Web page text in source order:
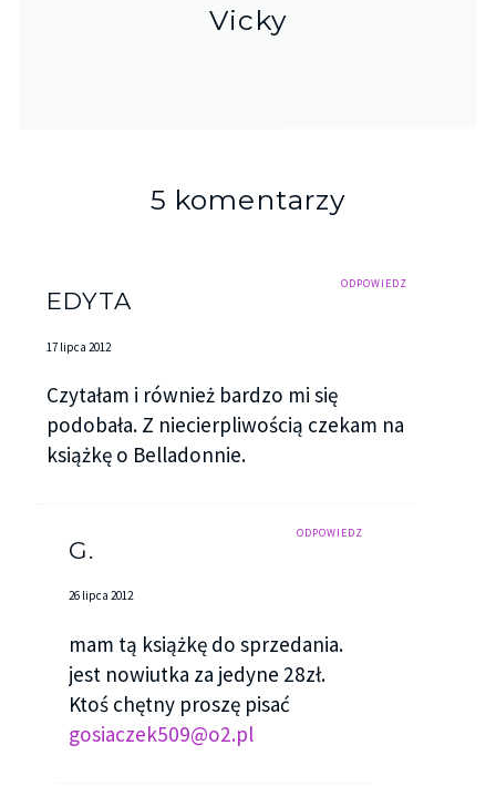
Vicky
5 komentarzy
ODPOWIEDZ
EDYTA
17 lipca 2012
Czytałam i również bardzo mi się
podobała. Z niecierpliwością czekam na
książkę o Belladonnie.
ODPOWIEDZ
G.
26 lipca 2012
mam tą książkę do sprzedania.
jest nowiutka za jedyne 28zł.
Ktoś chętny proszę pisać
gosiaczek509@o2.pl